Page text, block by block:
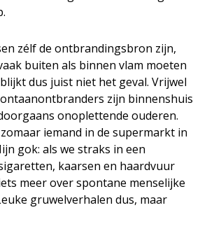
zélf de ontbrandingsbron zijn,
buiten als binnen vlam moeten
dus juist niet het geval. Vrijwel
zijn binnenshuis
onoplettende ouderen.
iemand in de supermarkt in
gok: als we straks in een
kaarsen en haardvuur
meer over spontane menselijke
gruwelverhalen dus, maar